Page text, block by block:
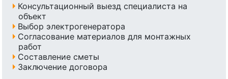
Консультационный выезд специалиста на
объект
Выбор электрогенератора
Согласование материалов для монтажных
работ
Составление сметы
Заключение договора